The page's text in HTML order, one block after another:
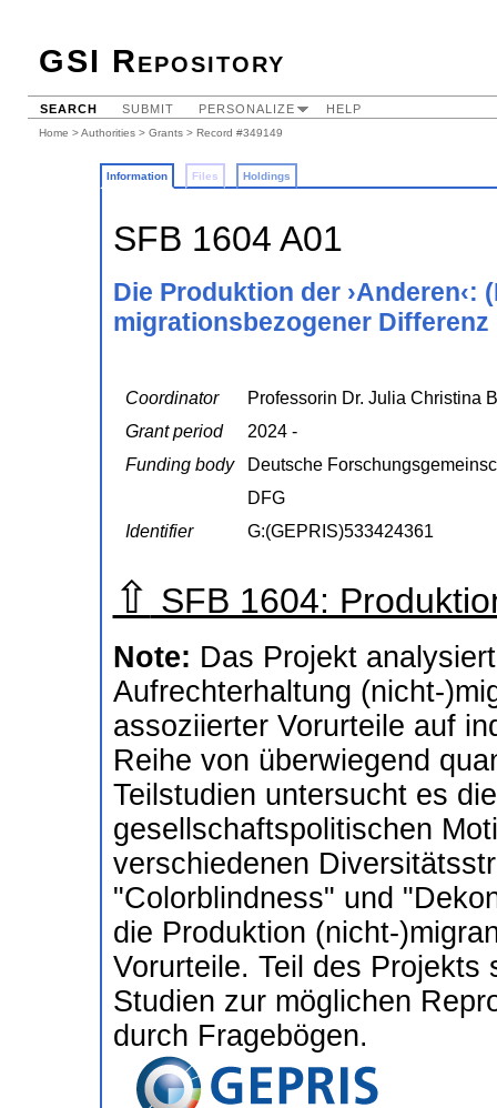
GSI Repository
SEARCH SUBMIT PERSONALIZE HELP
Home >Authorities > Grants > Record #349149
Information Files Holdings
SFB 1604 A01
Die Produktion der ›Anderen‹:
migrationsbezogener Differenz
Coordinator
Professorin Dr. Julia Christina
Grant period
2024 -
Funding body
Deutsche
DFG
Identifier
G:(GEPRIS)533424361
⇧ SFB 1604:
Note: Das Projekt
Aufrechterhaltung (nicht-
assoziierter Vorurteile auf
Reihe von überwiegend
Teilstudien untersucht es
gesellschaftspolitischen
verschiedenen
"Colorblindness" und
die Produktion (nicht-
Vorurteile. Teil des Projekts
Studien zur möglichen
durch Fragebögen.